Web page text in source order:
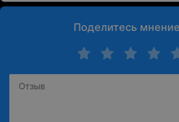
Поделитесь